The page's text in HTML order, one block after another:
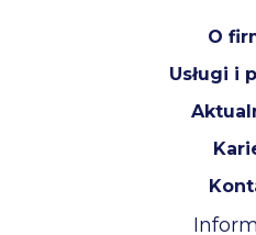
O
Usługi i